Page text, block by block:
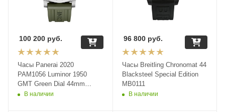
Часы Panerai 2020
PAM1056 Luminor 1950
GMT Green Dial 44mm
Automatic Stainless Watch
В наличии
100 200 руб.
Часы Breitling Chronomat 44
Blacksteel Special Edition
MB0111
В наличии
96 800руб.